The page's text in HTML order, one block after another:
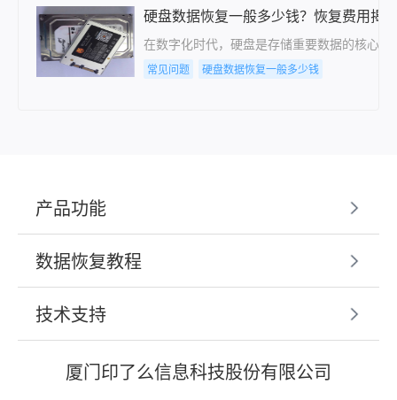
硬盘数据恢复一般多少钱？恢复费用揭
在数字化时代，硬盘是存储重要数据的核心
常见问题 硬盘数据恢复一般多少钱
产品功能
数据恢复教程
技术支持
厦门印了么信息科技股份有限公司